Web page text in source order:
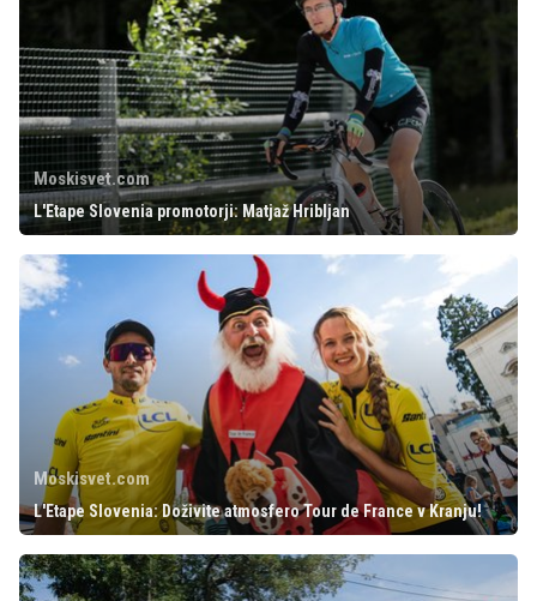
Moskisvet.com
L'Etape Slovenia promotorji: Matjaž Hribljan
Moskisvet.com
L'Etape Slovenia: Doživite atmosfero Tour de France v Kranju!